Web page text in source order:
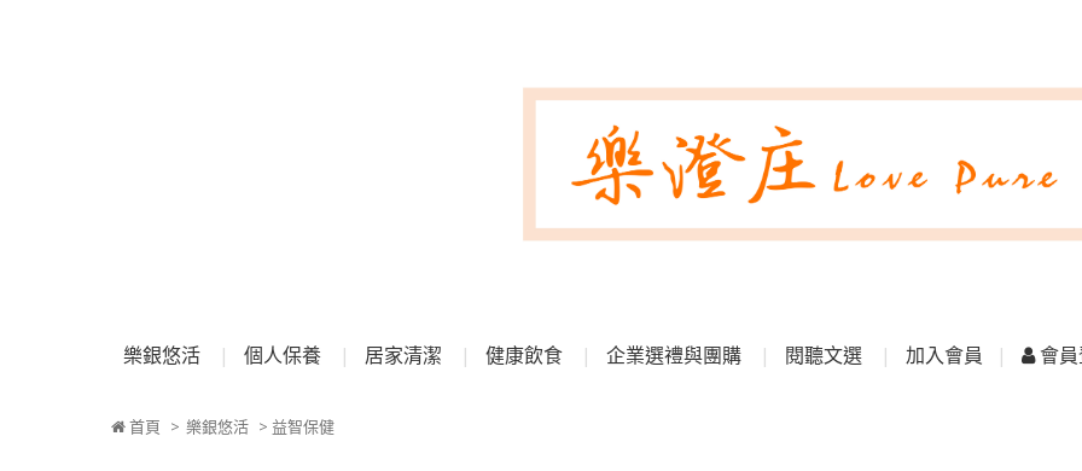
樂銀悠活 個人保養 居家清潔 健康飲食 企業選禮與團購 閱聽文選 加入會員 會員
首頁 > 樂銀悠活 > 益智保健